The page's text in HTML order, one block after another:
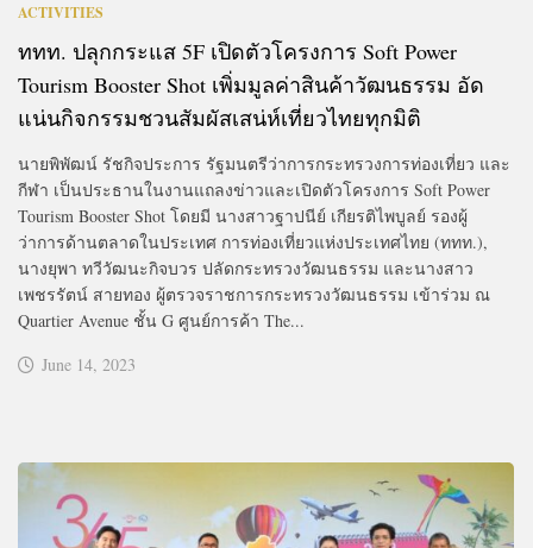
ACTIVITIES
ททท. ปลุกกระแส 5F เปิดตัวโครงการ Soft Power
Tourism Booster Shot เพิ่มมูลค่าสินค้าวัฒนธรรม อัด
แน่นกิจกรรมชวนสัมผัสเสน่ห์เที่ยวไทยทุกมิติ
นายพิพัฒน์ รัชกิจประการ รัฐมนตรีว่าการกระทรวงการท่องเที่ยว และ
กีฬา เป็นประธานในงานแถลงข่าวและเปิดตัวโครงการ Soft Power
Tourism Booster Shot โดยมี นางสาวฐาปนีย์ เกียรติไพบูลย์ รองผู้
ว่าการด้านตลาดในประเทศ การท่องเที่ยวแห่งประเทศไทย (ททท.),
นางยุพา ทวีวัฒนะกิจบวร ปลัดกระทรวงวัฒนธรรม และนางสาว
เพชรรัตน์ สายทอง ผู้ตรวจราชการกระทรวงวัฒนธรรม เข้าร่วม ณ
Quartier Avenue ชั้น G ศูนย์การค้า The...
June 14, 2023